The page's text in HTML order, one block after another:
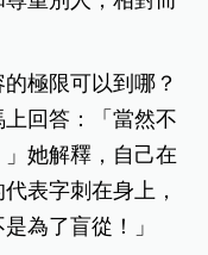
極限可以到哪？
回答：「當然不
她解釋，自己在
表字刺在身上，
為了盲從！」